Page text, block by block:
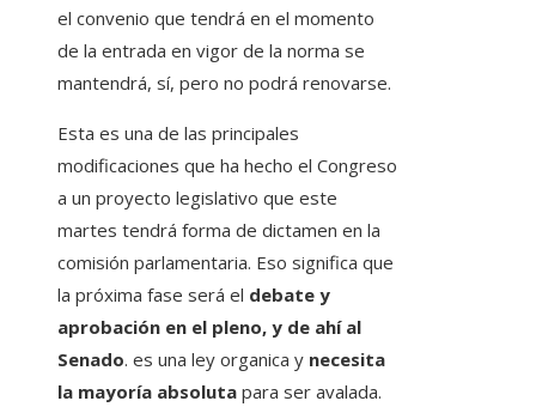
el convenio que tendrá en el momento
de la entrada en vigor de la norma se
mantendrá, sí, pero no podrá renovarse.
Esta es una de las principales
modificaciones que ha hecho el Congreso
a un proyecto legislativo que este
martes tendrá forma de dictamen en la
comisión parlamentaria. Eso significa que
la próxima fase será el debate y
aprobación en el pleno, y de ahí al
Senado. es una ley organica y necesita
la mayoría absoluta para ser avalada.